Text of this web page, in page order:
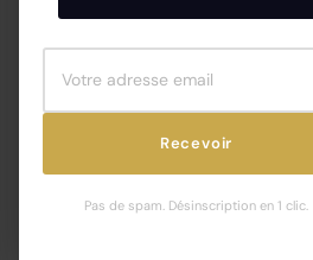
Recevoir
Pas de spam. Désinscription en 1 clic.